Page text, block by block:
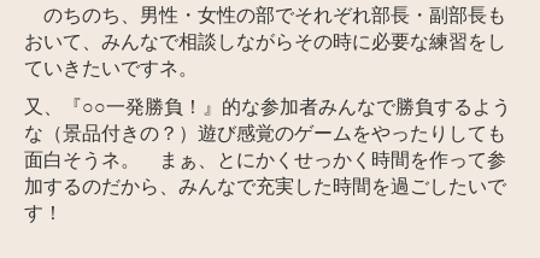
のちのち、男性・女性の部でそれぞれ部長・副部長も
おいて、みんなで相談しながらその時に必要な練習をし
ていきたいですネ。
又、『○○一発勝負！』的な参加者みんなで勝負するよう
な（景品付きの？）遊び感覚のゲームをやったりしても
面白そうネ。 まぁ、とにかくせっかく時間を作って参
加するのだから、みんなで充実した時間を過ごしたいで
す！